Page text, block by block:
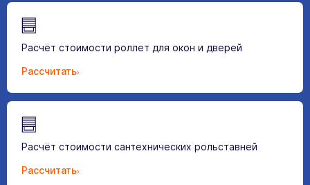
Расчёт стоимости роллет для окон и дверей
Рассчитать
Расчёт стоимости сантехнических рольставней
Рассчитать